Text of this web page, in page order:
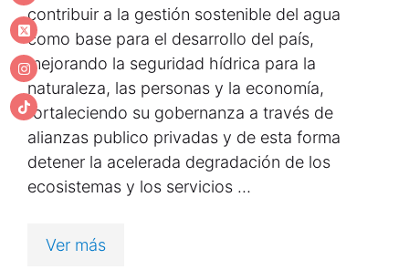
contribuir a la gestión sostenible del agua
como base para el desarrollo del país,
mejorando la seguridad hídrica para la
naturaleza, las personas y la economía,
fortaleciendo su gobernanza a través de
alianzas publico privadas y de esta forma
detener la acelerada degradación de los
ecosistemas y los servicios …
Ver más